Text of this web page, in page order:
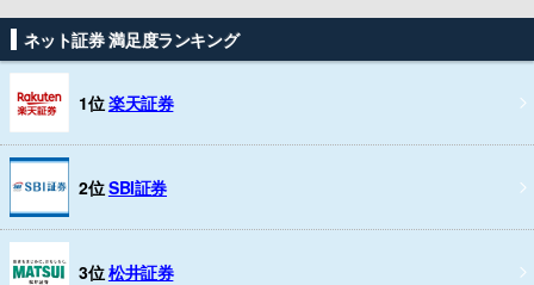
ネット証券 満足度ランキング
1位楽天証券
2位SBI証券
3位松井証券